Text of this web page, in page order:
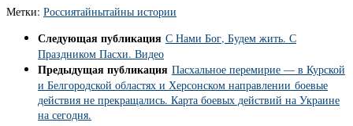
Метки: Россиятайнытайны истории
Следующая публикация С Нами Бог, Будем жить. С
Праздником Пасхи. Видео
Предыдущая публикация Пасхальное перемирие — в Курской
и Белгородской областях и Херсонском направлении боевые
действия не прекращались. Карта боевых действий на Украине
на сегодня.